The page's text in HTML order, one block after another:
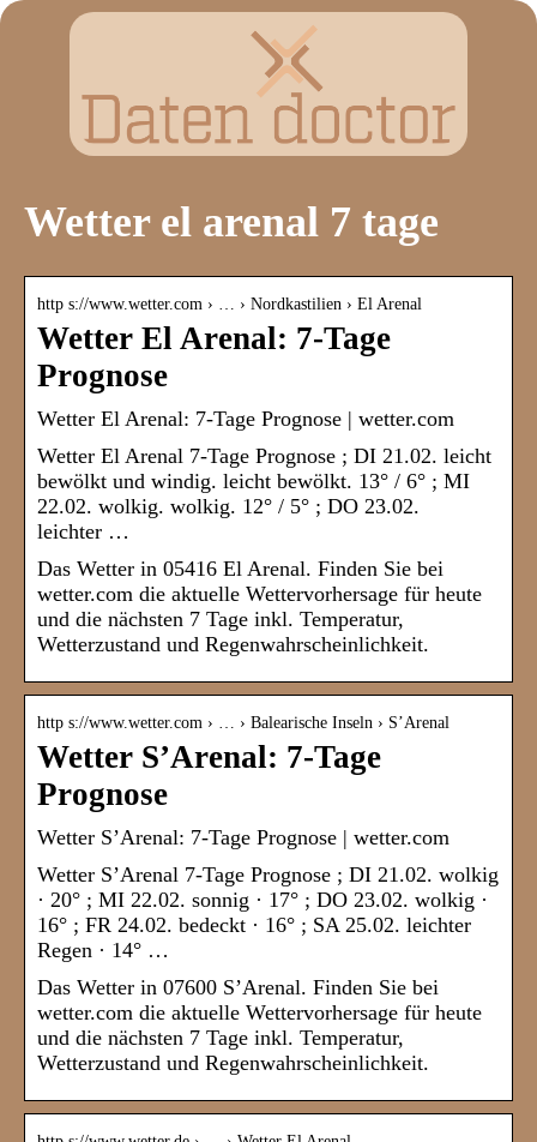
Wetter el arenal 7 tage
http s://www.wetter.com › … › Nordkastilien › El Arenal
Wetter El Arenal: 7-Tage
Prognose
Wetter El Arenal: 7-Tage Prognose | wetter.com
Wetter El Arenal 7-Tage Prognose ; DI 21.02. leicht
bewölkt und windig. leicht bewölkt. 13° / 6° ; MI
22.02. wolkig. wolkig. 12° / 5° ; DO 23.02.
leichter …
Das Wetter in 05416 El Arenal. Finden Sie bei
wetter.com die aktuelle Wettervorhersage für heute
und die nächsten 7 Tage inkl. Temperatur,
Wetterzustand und Regenwahrscheinlichkeit.
http s://www.wetter.com › … › Balearische Inseln › S’Arenal
Wetter S’Arenal: 7-Tage
Prognose
Wetter S’Arenal: 7-Tage Prognose | wetter.com
Wetter S’Arenal 7-Tage Prognose ; DI 21.02. wolkig
· 20° ; MI 22.02. sonnig · 17° ; DO 23.02. wolkig ·
16° ; FR 24.02. bedeckt · 16° ; SA 25.02. leichter
Regen · 14° …
Das Wetter in 07600 S’Arenal. Finden Sie bei
wetter.com die aktuelle Wettervorhersage für heute
und die nächsten 7 Tage inkl. Temperatur,
Wetterzustand und Regenwahrscheinlichkeit.